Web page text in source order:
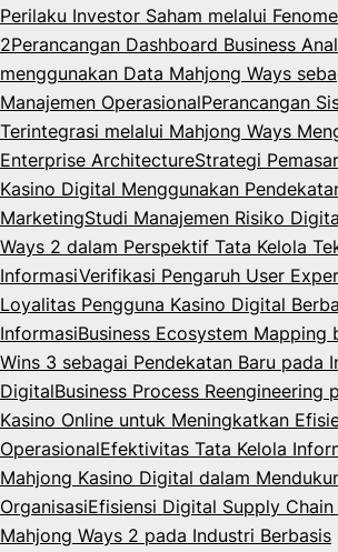
Perilaku Investor Saham melalui
2Perancangan Dashboard Business
menggunakan Data Mahjong Ways
Manajemen OperasionalPerancangan
Terintegrasi melalui Mahjong Ways
Enterprise ArchitectureStrategi
Kasino Digital Menggunakan
MarketingStudi Manajemen Risiko
Ways 2 dalam Perspektif Tata Kelola
InformasiVerifikasi Pengaruh User
Loyalitas Pengguna Kasino Digital
InformasiBusiness Ecosystem Mapping
Wins 3 sebagai Pendekatan Baru pada
DigitalBusiness Process Reengineering
Kasino Online untuk Meningkatkan
OperasionalEfektivitas Tata Kelola
Mahjong Kasino Digital dalam
OrganisasiEfisiensi Digital Supply
Mahjong Ways 2 pada Industri Berbasis